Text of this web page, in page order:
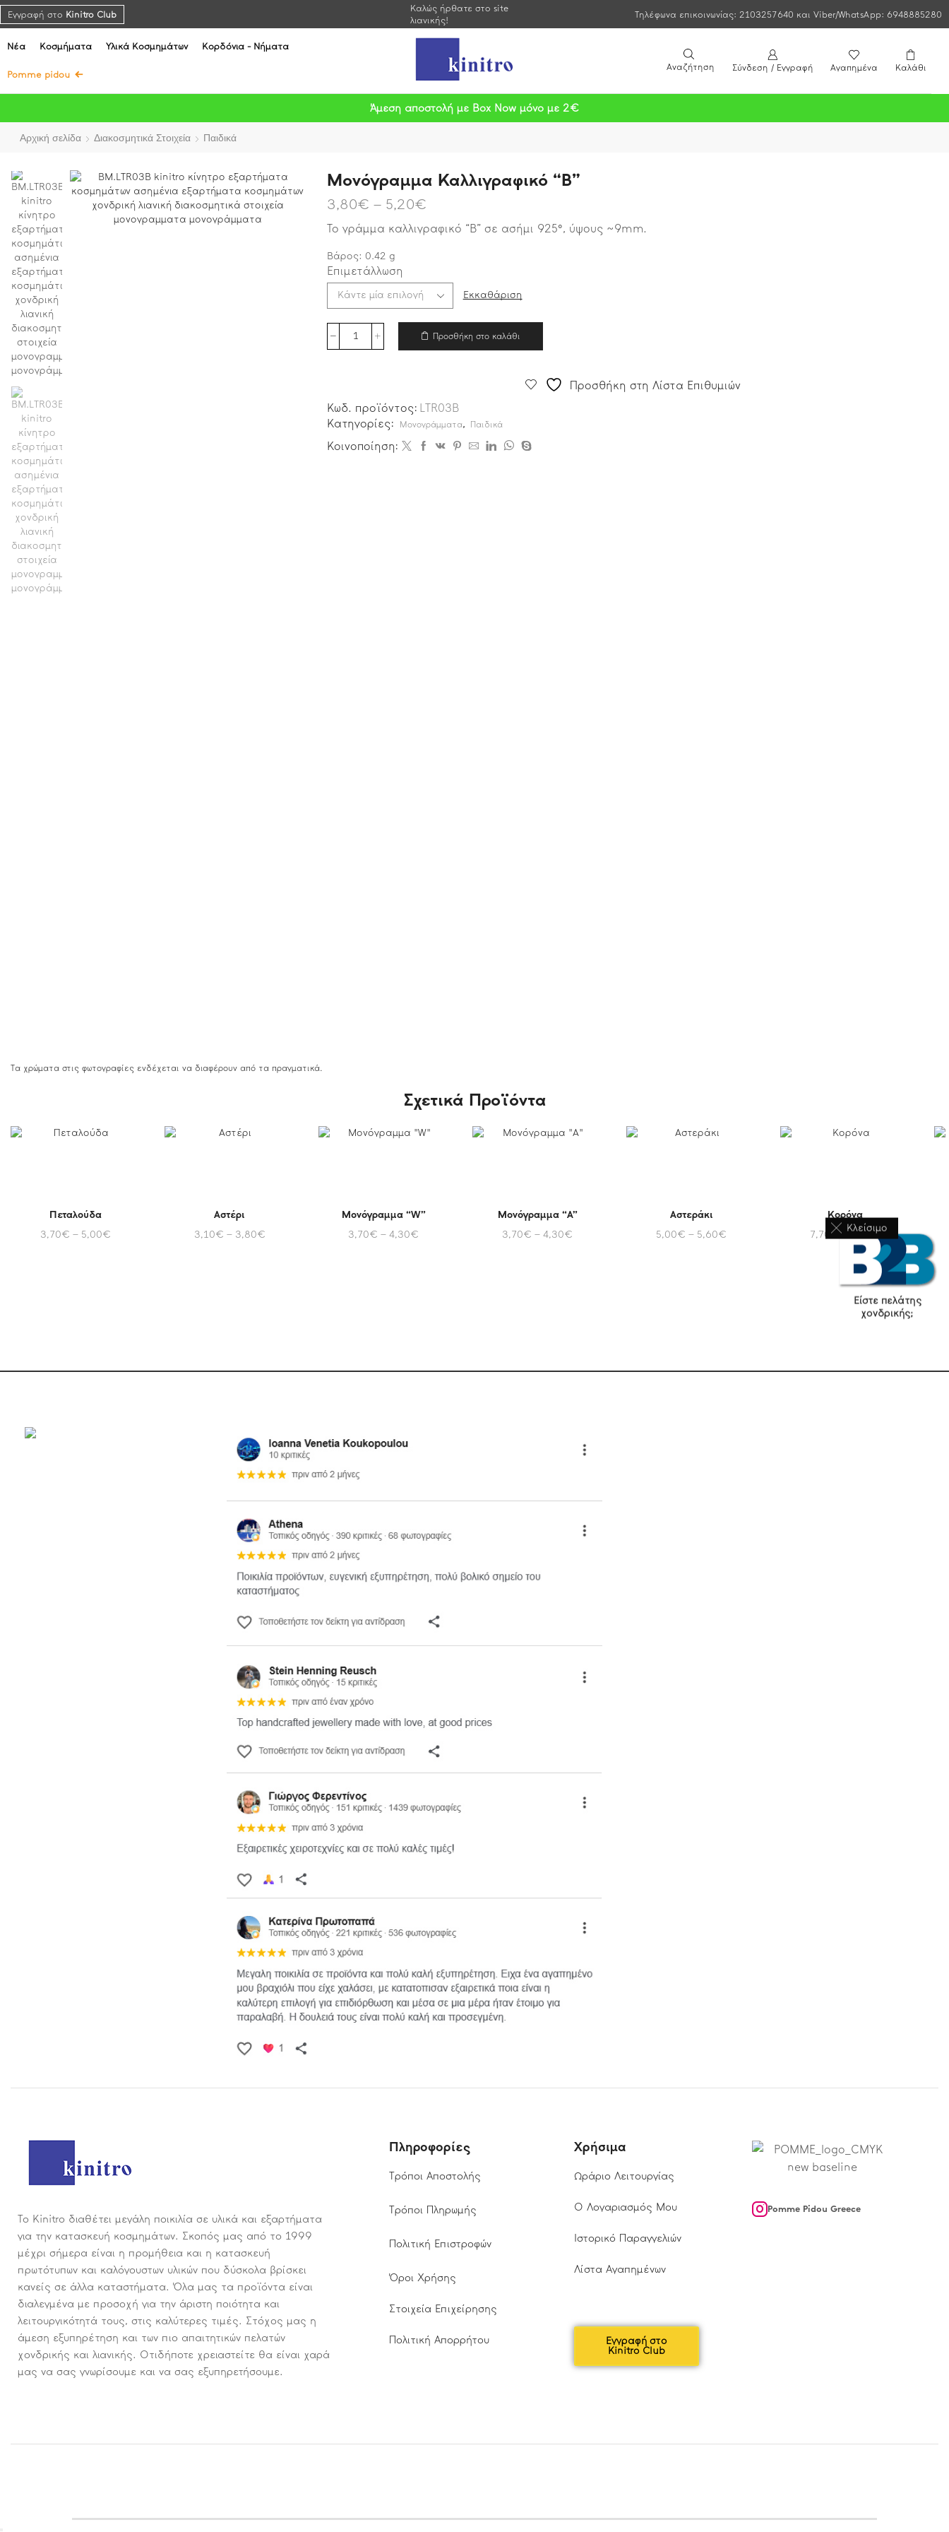
Κλείσιμο
Είστε πελάτης
χονδρικής;
Εγγραφή στο Kinitro Club
Καλώς ήρθατε στο site
λιανικής!
Τηλέφωνα επικοινωνίας: 2103257640 και Viber/WhatsApp: 6948885280
Νέα Κοσμήματα Υλικά Κοσμημάτων Κορδόνια - Νήματα
Pomme pidou
Αναζήτηση Σύνδεση / Εγγραφή Αγαπημένα Καλάθι
Άμεση αποστολή με Box Now μόνο με 2€
Αρχική σελίδα Διακοσμητικά Στοιχεία Παιδικά
Μονόγραμμα Καλλιγραφικό “B”
3,80€ – 5,20€
Το γράμμα καλλιγραφικό “B” σε ασήμι 925°, ύψους ~9mm.
Βάρος: 0.42 g
Επιμετάλλωση
Εκκαθάριση
Προσθήκη στο καλάθι
Προσθήκη στη Λίστα Επιθυμιών
Κωδ. προϊόντος: LTR03B
Κατηγορίες:
Μονογράμματα, Παιδικά
Κοινοποίηση:
Τα χρώματα στις φωτογραφίες ενδέχεται να διαφέρουν από τα πραγματικά.
Σχετικά Προϊόντα
Πεταλούδα
3,70€ – 5,00€
Αστέρι
3,10€ – 3,80€
Μονόγραμμα “W”
3,70€ – 4,30€
Μονόγραμμα “A”
3,70€ – 4,30€
Αστεράκι
5,00€ – 5,60€
Κορόνα
7,70 € 9,30€
Το Kinitro διαθέτει μεγάλη ποικιλία σε υλικά και εξαρτήματα
για την κατασκευή κοσμημάτων. Σκοπός μας από το 1999
μέχρι σήμερα είναι η προμήθεια και η κατασκευή
πρωτότυπων και καλόγουστων υλικών που δύσκολα βρίσκει
κανείς σε άλλα καταστήματα. Όλα μας τα προϊόντα είναι
διαλεγμένα με προσοχή για την άριστη ποιότητα και
λειτουργικότητά τους, στις καλύτερες τιμές. Στόχος μας η
άμεση εξυπηρέτηση και των πιο απαιτητικών πελατών
χονδρικής και λιανικής. Οτιδήποτε χρειαστείτε θα είναι χαρά
μας να σας γνωρίσουμε και να σας εξυπηρετήσουμε.
Πληροφορίες
Τρόποι Αποστολής
Τρόποι Πληρωμής
Πολιτική Επιστροφών
Όροι Χρήσης
Στοιχεία Επιχείρησης
Πολιτική Απορρήτου
Χρήσιμα
Ωράριο Λειτουργίας
Ο Λογαριασμός Μου
Ιστορικό Παραγγελιών
Λίστα Αγαπημένων
Εγγραφή στο
Kinitro Club
Pomme Pidou Greece